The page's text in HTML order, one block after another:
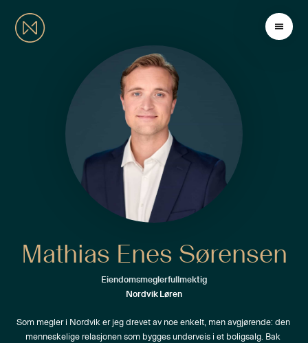
Mathias Enes Sørensen
Eiendomsmeglerfullmektig
Nordvik Løren
Som megler i Nordvik er jeg drevet av noe enkelt, men avgjørende: den
menneskelige relasjonen som bygges underveis i et boligsalg. Bak